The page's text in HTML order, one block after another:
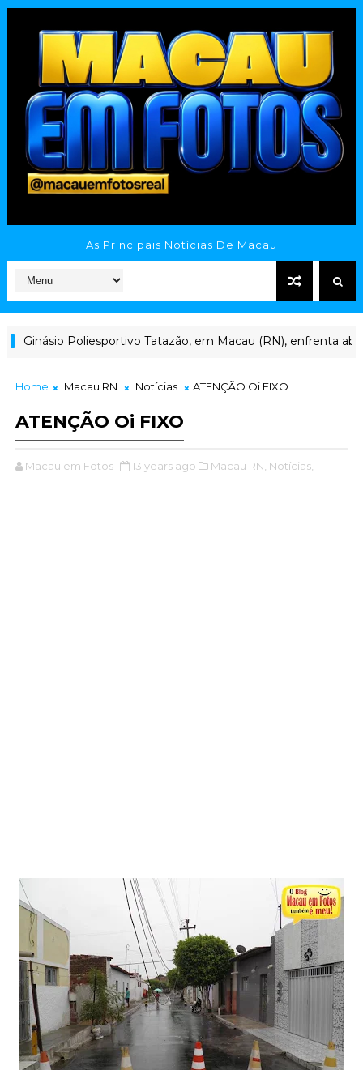
As Principais Notícias De Macau
Poliesportivo Tatazão, em Macau (RN), enfrenta
Home Macau RN Notícias ATENÇÃO Oi FIXO
ATENÇÃO Oi FIXO
Macau em Fotos 13 years ago Macau RN, Notícias,